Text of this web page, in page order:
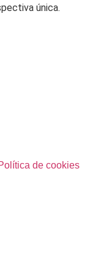
única.
de cookies